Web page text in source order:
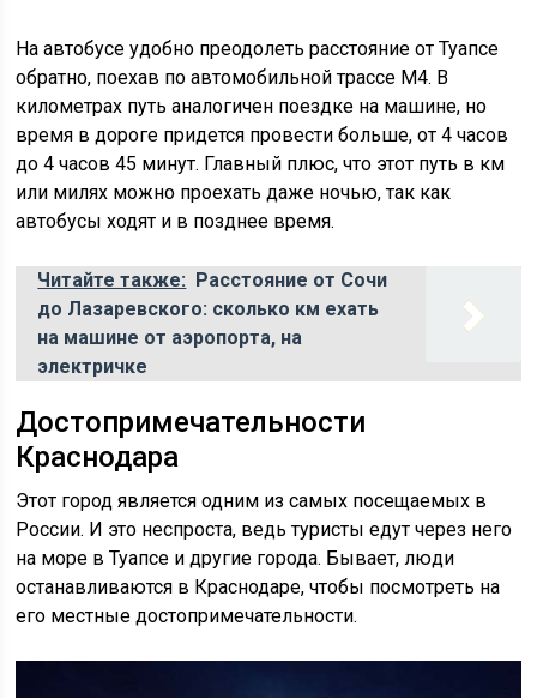
На автобусе удобно преодолеть расстояние от Туапсе
обратно, поехав по автомобильной трассе М4. В
километрах путь аналогичен поездке на машине, но
время в дороге придется провести больше, от 4 часов
до 4 часов 45 минут. Главный плюс, что этот путь в км
или милях можно проехать даже ночью, так как
автобусы ходят и в позднее время.
Читайте также:
Расстояние от Сочи
до Лазаревского: сколько км ехать
на машине от аэропорта, на
электричке
Достопримечательности
Краснодара
Этот город является одним из самых посещаемых в
России. И это неспроста, ведь туристы едут через него
на море в Туапсе и другие города. Бывает, люди
останавливаются в Краснодаре, чтобы посмотреть на
его местные достопримечательности.